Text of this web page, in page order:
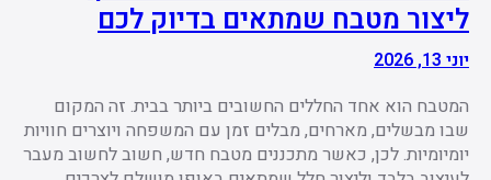
ליצור מטבח שמתאים בדיוק לכם
יוני 13, 2026
המטבח הוא אחד החללים החשובים ביותר בבית. זה המקום
שבו מבשלים, מארחים, מבלים זמן עם המשפחה ויוצרים חוויות
יומיומיות. לכן, כאשר מתכננים מטבח חדש, חשוב לחשוב מעבר